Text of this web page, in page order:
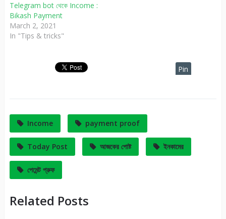
Telegram bot থেকে Income :
Bikash Payment
March 2, 2021
In "Tips & tricks"
Pin
Income payment proof
Today Post আজকের পোষ্ট ইনকামের
পেমেন্ট প্রুফ
Related Posts